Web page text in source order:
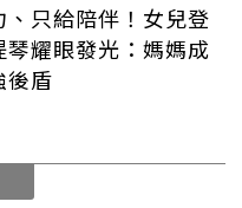
、只給陪伴！女兒登
琴耀眼發光：媽媽成
後盾